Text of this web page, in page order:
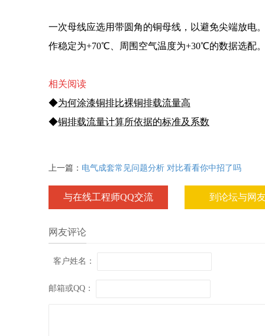
一次母线应选用带圆角的铜母线，以避免尖端放电
作稳定为+70℃、周围空气温度为+30℃的数据选配
相关阅读
◆为何涂漆铜排比裸铜排载流量高
◆铜排载流量计算所依据的标准及系数
上一篇： 电气成套常见问题分析 对比看看你中招了吗
与在线工程师QQ交流 到论坛与网
网友评论
客户姓名：
邮箱或QQ：